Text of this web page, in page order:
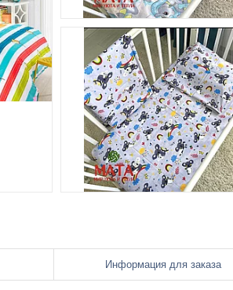
Информация для заказа